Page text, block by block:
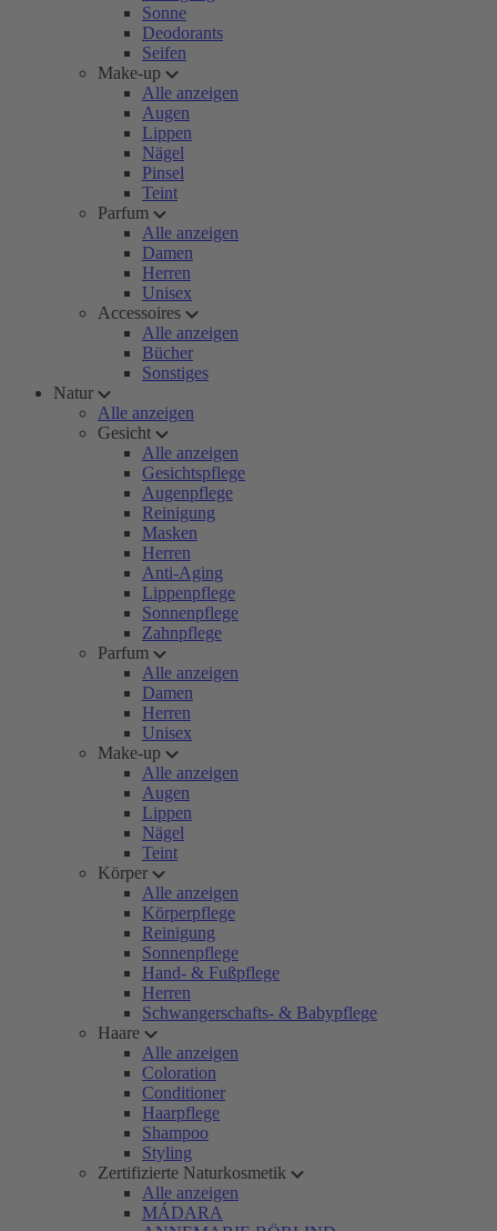
Sonne
Deodorants
Seifen
Make-up
Alle anzeigen
Augen
Lippen
Nägel
Pinsel
Teint
Parfum
Alle anzeigen
Damen
Herren
Unisex
Accessoires
Alle anzeigen
Bücher
Sonstiges
Natur
Alle anzeigen
Gesicht
Alle anzeigen
Gesichtspflege
Augenpflege
Reinigung
Masken
Herren
Anti-Aging
Lippenpflege
Sonnenpflege
Zahnpflege
Parfum
Alle anzeigen
Damen
Herren
Unisex
Make-up
Alle anzeigen
Augen
Lippen
Nägel
Teint
Körper
Alle anzeigen
Körperpflege
Reinigung
Sonnenpflege
Hand- & Fußpflege
Herren
Schwangerschafts- & Babypflege
Haare
Alle anzeigen
Coloration
Conditioner
Haarpflege
Shampoo
Styling
Zertifizierte Naturkosmetik
Alle anzeigen
MÁDARA